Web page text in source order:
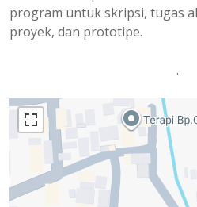
program untuk skripsi, tugas
proyek, dan prototipe.
.